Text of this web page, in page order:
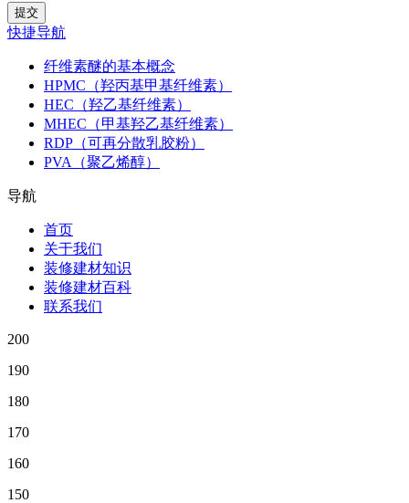
快捷导航
纤维素醚的基本概念
HPMC（羟丙基甲基纤维素）
HEC（羟乙基纤维素）
MHEC（甲基羟乙基纤维素）
RDP（可再分散乳胶粉）
PVA（聚乙烯醇）
导航
首页
关于我们
装修建材知识
装修建材百科
联系我们
200
190
180
170
160
150